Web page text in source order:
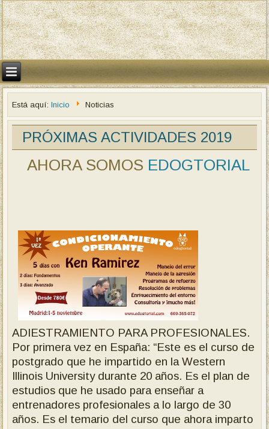
Está aquí:Inicio Noticias
PRÓXIMAS ACTIVIDADES 2019
AHORA SOMOS EDOGTORIAL
ADIESTRAMIENTO PARA PROFESIONALES.
Por primera vez en España: “Este es el curso de
postgrado que he impartido en la Western
Illinois University durante 20 años. Es el plan de
estudios que he usado para enseñar a
entrenadores profesionales a lo largo de 30
años. Es el temario del curso que ahora imparto